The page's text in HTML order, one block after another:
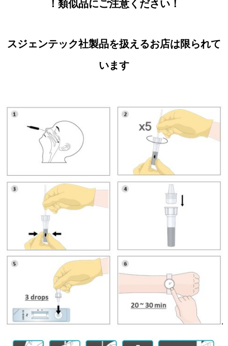
！類似品にご注意ください！
スジェンテック社製品を扱えるお店は限られて
います